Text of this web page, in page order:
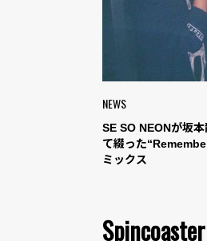
NEWS
SE SO NEONが坂
て綴った
ミックス